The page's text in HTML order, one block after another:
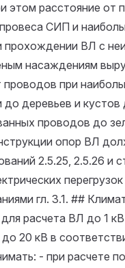
этом расстояние от
СИП и
прохождении ВЛ с
насаждениям
при
деревьев и
проводов до
опор ВЛ
2.5.25, 2.5.26 и
гл. 3.1. ##
для расчета ВЛ до 1
20 кВ в
- при расчете